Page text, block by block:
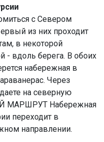
с Севером
из них проходит
в некоторой
- вдоль берега. В обоих
набережная в
Через
на северную
МАРШРУТ Набережная
переходит в
направлении.